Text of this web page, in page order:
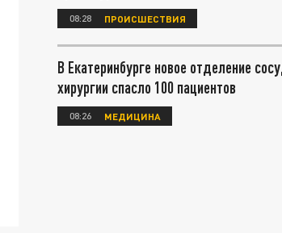
08:28 ПРОИСШЕСТВИЯ
В Екатеринбурге новое отделение
хирургии спасло 100 пациентов
08:26 МЕДИЦИНА